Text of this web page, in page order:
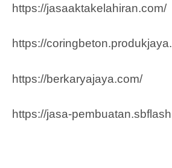
https://jasaaktakelahiran.com/
https://
https://berkaryajaya.com/
https://jasa-